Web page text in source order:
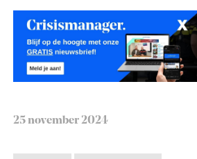
25 november 2024